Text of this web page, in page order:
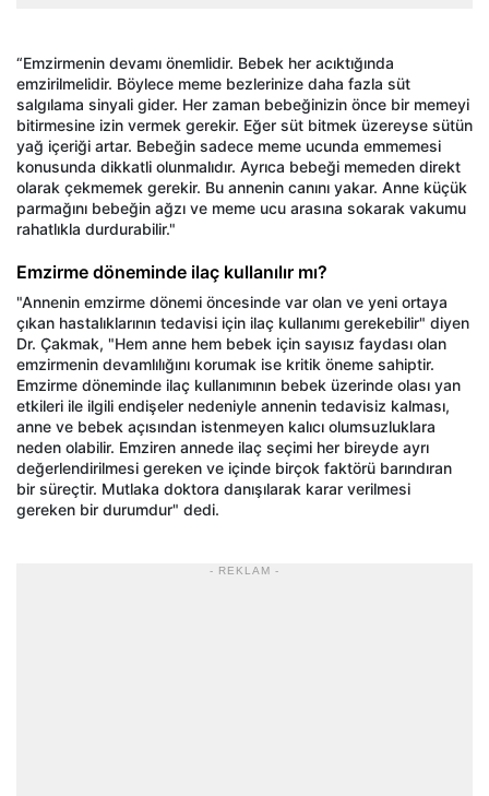
“Emzirmenin devamı önemlidir. Bebek her acıktığında
emzirilmelidir. Böylece meme bezlerinize daha fazla süt
salgılama sinyali gider. Her zaman bebeğinizin önce bir memeyi
bitirmesine izin vermek gerekir. Eğer süt bitmek üzereyse sütün
yağ içeriği artar. Bebeğin sadece meme ucunda emmemesi
konusunda dikkatli olunmalıdır. Ayrıca bebeği memeden direkt
olarak çekmemek gerekir. Bu annenin canını yakar. Anne küçük
parmağını bebeğin ağzı ve meme ucu arasına sokarak vakumu
rahatlıkla durdurabilir."
Emzirme döneminde ilaç kullanılır mı?
"Annenin emzirme dönemi öncesinde var olan ve yeni ortaya
çıkan hastalıklarının tedavisi için ilaç kullanımı gerekebilir" diyen
Dr. Çakmak, "Hem anne hem bebek için sayısız faydası olan
emzirmenin devamlılığını korumak ise kritik öneme sahiptir.
Emzirme döneminde ilaç kullanımının bebek üzerinde olası yan
etkileri ile ilgili endişeler nedeniyle annenin tedavisiz kalması,
anne ve bebek açısından istenmeyen kalıcı olumsuzluklara
neden olabilir. Emziren annede ilaç seçimi her bireyde ayrı
değerlendirilmesi gereken ve içinde birçok faktörü barındıran
bir süreçtir. Mutlaka doktora danışılarak karar verilmesi
gereken bir durumdur" dedi.
- REKLAM -